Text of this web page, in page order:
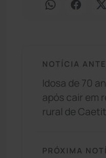
NOTÍCIA
Idosa de 70
após cair em
rural de
PRÓXIMA